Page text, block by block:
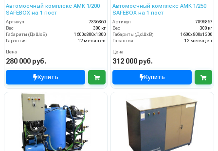
Автомоечный комплекс АМК 1/200
SAFEBOX на 1 пост
Артикул
7896860
Вес
300 кг
Габариты (ДхШхВ)
1600х800х1300
Гарантия
12 месяцев
Цена
280 000 руб.
Купить
Автомоечный комплекс АМК 1/250
SAFEBOX на 1 пост
Артикул
7896867
Вес
300 кг
Габариты (ДхШхВ)
1600х800х1300
Гарантия
12 месяцев
Цена
312 000 руб.
Купить